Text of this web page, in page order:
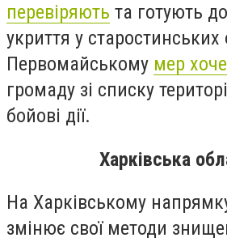
перевіряють та готують
укриття у старостинських
Первомайському мер хоче
громаду зі списку
бойові дії.
Харківська
На Харківському
змінює свої методи